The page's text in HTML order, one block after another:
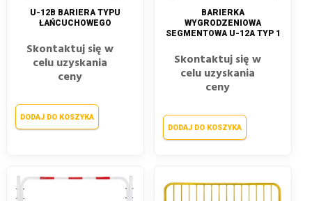
U-12B BARIERA TYPU
ŁAŃCUCHOWEGO
Skontaktuj się w
celu uzyskania
ceny
DODAJ DO KOSZYKA
BARIERKA
WYGRODZENIOWA
SEGMENTOWA U-12A TYP 1
Skontaktuj się w
celu uzyskania
ceny
DODAJ DO KOSZYKA